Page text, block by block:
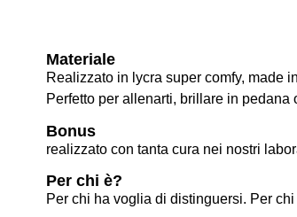
Materiale
Realizzato in lycra super comfy, made
Perfetto per allenarti, brillare in
Bonus
realizzato con tanta cura nei nostri
Per chi è?
Per chi ha voglia di distinguersi. Per